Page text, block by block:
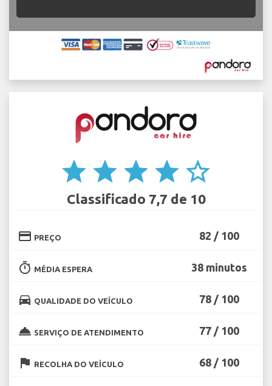
star star star star star_border
Classificado 7,7 de 10
credit_card PREÇO 82 / 100
timer MÉDIA ESPERA 38 minutos
directions_car QUALIDADE DO VEÍCULO 78 / 100
room_service SERVIÇO DE ATENDIMENTO 77 / 100
flag RECOLHA DO VEÍCULO 68 / 100